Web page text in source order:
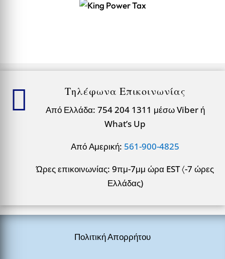
 Τηλέφωνα Επικοινωνίας
Από Ελλάδα: 754 204 1311 μέσω Viber ή
What’s Up
Από Αμερική: 561-900-4825
Ώρες επικοινωνίας: 9πμ-7μμ ώρα EST 〈-7 ώρες
Ελλάδας)
Πολιτική Απορρήτου